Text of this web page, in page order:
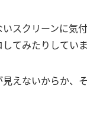
スクリーンに気
てみたりしていま
えないからか、